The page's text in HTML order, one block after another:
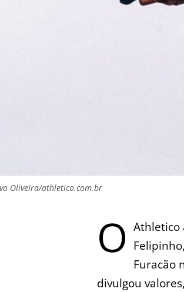
Oliveira/athletico.com.br
O Athletico
Furacão
divulgou